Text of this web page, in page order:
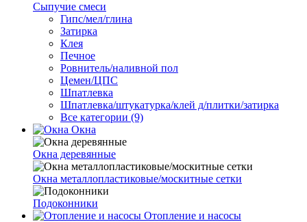
Сыпучие смеси
Гипс/мел/глина
Затирка
Клея
Печное
Ровнитель/наливной пол
Цемен/ЦПС
Шпатлевка
Шпатлевка/штукатурка/клей д/плитки/затирка
Все категории (9)
Окна
Окна деревянные
Окна металлопластиковые/москитные сетки
Подоконники
Отопление и насосы